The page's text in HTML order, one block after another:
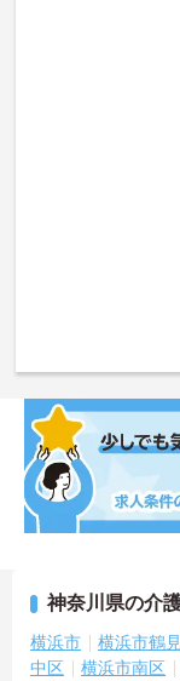
神奈川県の介
横浜市 横浜市鶴
中区
横浜市南区